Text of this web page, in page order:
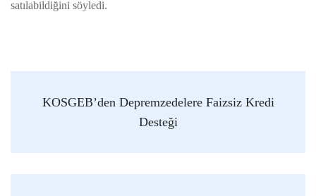
satılabildiğini söyledi.
KOSGEB’den Depremzedelere Faizsiz Kredi
Desteği